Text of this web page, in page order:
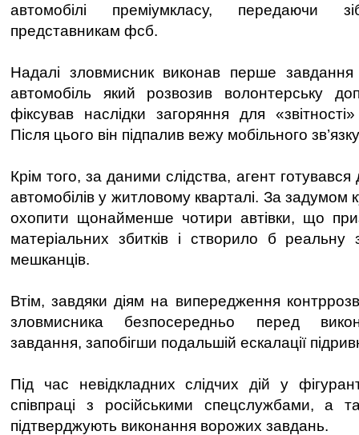
автомобілі преміумкласу, передаючи
представникам фсб.
Надалі зловмисник виконав перше
автомобіль який розвозив волонтерську
фіксував наслідки загоряння для
Після цього він підпалив вежу мобільного
Крім того, за даними слідства, агент готувався
автомобілів у житловому кварталі. За задумом
охопити щонайменше чотири автівки, що
матеріальних збитків і створило б
мешканців.
Втім, завдяки діям на випередження
зловмисника безпосередньо перед
завдання, запобігши подальшій ескалації
Під час невідкладних слідчих дій у
співпраці з російськими спецслужбами, а
підтверджують виконання ворожих завдань.